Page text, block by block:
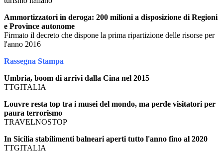
Ammortizzatori in deroga: 200 milioni a disposizione di Regioni
e Province autonome
Firmato il decreto che dispone la prima ripartizione delle risorse per
l'anno 2016
Rassegna Stampa
Umbria, boom di arrivi dalla Cina nel 2015
TTGITALIA
Louvre resta top tra i musei del mondo, ma perde visitatori per
paura terrorismo
TRAVELNOSTOP
In Sicilia stabilimenti balneari aperti tutto l'anno fino al 2020
TTGITALIA